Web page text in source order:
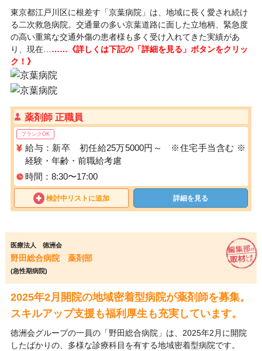
東京都江戸川区に根差す「京葉病院」は、地域に長く愛され続け
る二次救急病院。交通量の多い京葉道路に面した立地柄、緊急度
の高い重篤な交通外傷の患者様も多く受け入れてきた実績があ
り、現在… ……《詳しくは下記の「詳細を見る」ボタンをクリッ
ク！》
薬剤師 正職員
ブランクOK
給与：新卒 初任給25万5000円～ ※住宅手当含む ※
経験・年齢・前職給考慮
時間：8:30〜17:00
検討中リストに追加 詳細を見る
医療法人 徳洲会
野田総合病院 薬剤部
(急性期病院)
2025年2月開院の地域密着型病院が薬剤師を募集。
スキルアップ支援も福利厚生も充実しています。
徳洲会グループの一員の「野田総合病院」は、2025年2月に開院
したばかりの、多様な診療科目を有する地域密着型病院です。